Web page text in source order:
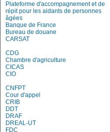
Plateforme d'accompagnement et de
répit pour les aidants de personnes
âgées
Banque de France
Bureau de douane
CARSAT
CDG
Chambre d'agriculture
CICAS
CIO
CNFPT
Cour d'appel
CRIB
DDT
DRAF
DREAL-UT
FDC